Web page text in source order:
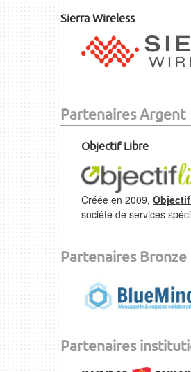
Sierra Wireless
Partenaires Argent
Objectif Libre
Créée en 2009,
société de services
Partenaires Bronze
Partenaires